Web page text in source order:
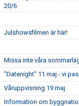
20/6
Julshowsfilmen är här!
Missa inte våra
"Datenight" 11 maj - vi
Våruppvisning 19 maj
Information om